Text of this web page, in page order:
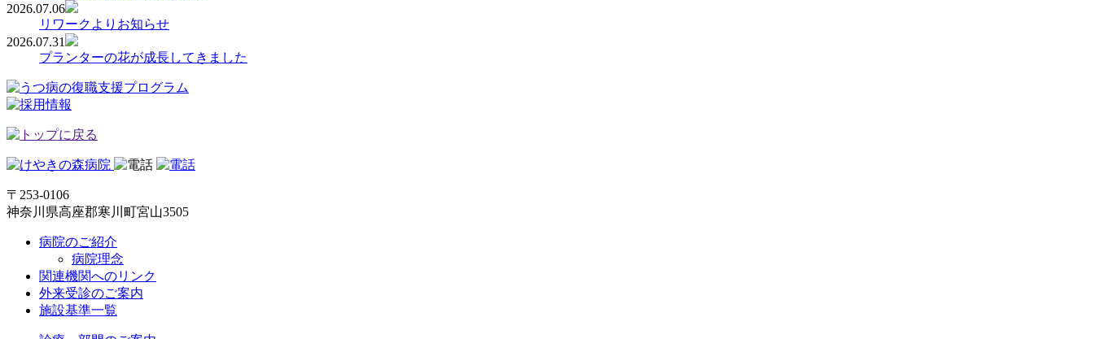
2026.07.06
リワークよりお知らせ
2026.07.31
プランターの花が成長してきました
〒253-0106
神奈川県高座郡寒川町宮山3505
病院のご紹介
病院理念
関連機関へのリンク
外来受診のご案内
施設基準一覧